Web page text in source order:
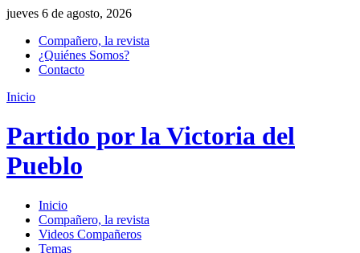
jueves 6 de agosto, 2026
Compañero, la revista
¿Quiénes Somos?
Contacto
Inicio
Partido por la Victoria del
Pueblo
Inicio
Compañero, la revista
Videos Compañeros
Temas